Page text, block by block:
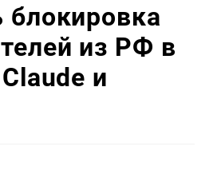
блокировка
из РФ в
и